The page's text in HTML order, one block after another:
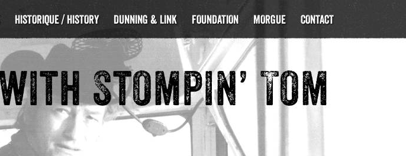
HISTORIQUE / HISTORY DUNNING & LINK FOUNDATION MORGUE CONTACT
Stompin’ Tom